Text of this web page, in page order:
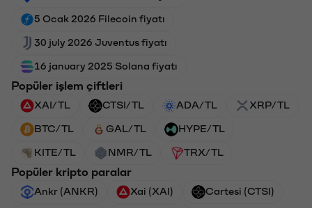
5 Ocak 2026 Filecoin fiyatı
30 july 2026 Juventus fiyatı
16 january 2025 Solana fiyatı
Popüler işlem çiftleri
XAI/TL CTSI/TL ADA/TL XRP/TL
BTC/TL GAL/TL HYPE/TL
KITE/TL NMR/TL TRX/TL
Popüler kripto paralar
Ankr (ANKR) Xai (XAI) Cartesi (CTSI)